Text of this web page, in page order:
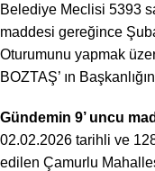
Belediye Meclisi 5393
maddesi gereğince
Oturumunu yapmak
BOZTAŞ’ ın
Gündemin 9’ uncu
02.02.2026 tarihli ve
edilen Çamurlu